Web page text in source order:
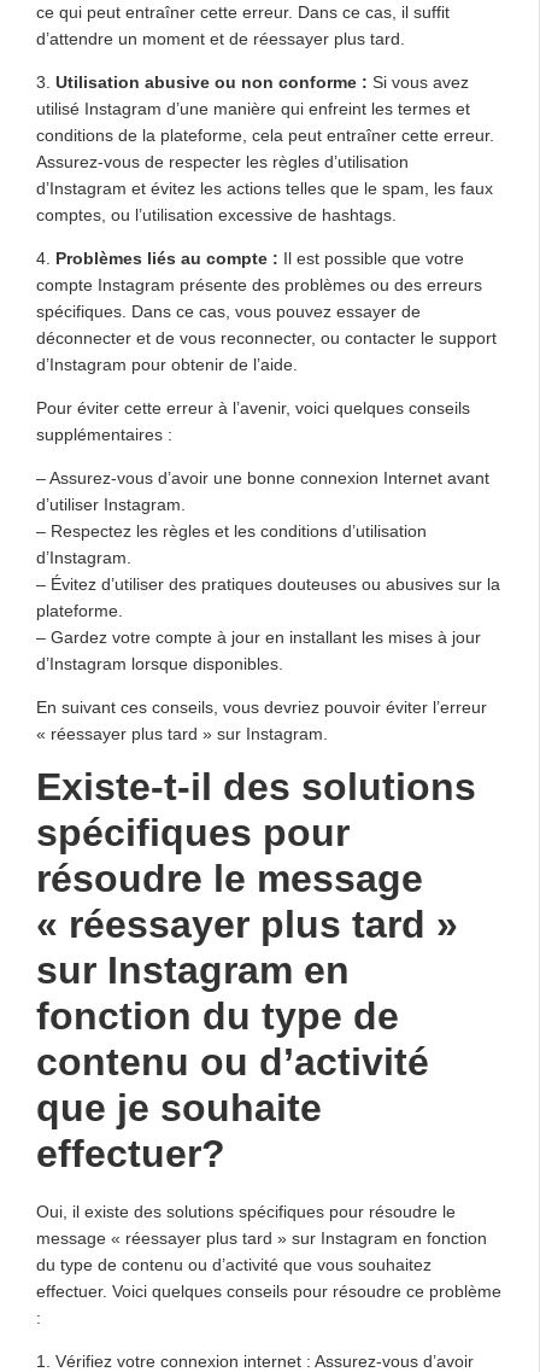
ce qui peut entraîner cette erreur. Dans ce cas, il suffit
d’attendre un moment et de réessayer plus tard.
3. Utilisation abusive ou non conforme : Si vous avez
utilisé Instagram d’une manière qui enfreint les termes et
conditions de la plateforme, cela peut entraîner cette erreur.
Assurez-vous de respecter les règles d’utilisation
d’Instagram et évitez les actions telles que le spam, les faux
comptes, ou l’utilisation excessive de hashtags.
4. Problèmes liés au compte : Il est possible que votre
compte Instagram présente des problèmes ou des erreurs
spécifiques. Dans ce cas, vous pouvez essayer de
déconnecter et de vous reconnecter, ou contacter le support
d’Instagram pour obtenir de l’aide.
Pour éviter cette erreur à l’avenir, voici quelques conseils
supplémentaires :
– Assurez-vous d’avoir une bonne connexion Internet avant
d’utiliser Instagram.
– Respectez les règles et les conditions d’utilisation
d’Instagram.
– Évitez d’utiliser des pratiques douteuses ou abusives sur la
plateforme.
– Gardez votre compte à jour en installant les mises à jour
d’Instagram lorsque disponibles.
En suivant ces conseils, vous devriez pouvoir éviter l’erreur
« réessayer plus tard » sur Instagram.
Existe-t-il des solutions
spécifiques pour
résoudre le message
« réessayer plus tard »
sur Instagram en
fonction du type de
contenu ou d’activité
que je souhaite
effectuer?
Oui, il existe des solutions spécifiques pour résoudre le
message « réessayer plus tard » sur Instagram en fonction
du type de contenu ou d’activité que vous souhaitez
effectuer. Voici quelques conseils pour résoudre ce problème
:
1. Vérifiez votre connexion internet : Assurez-vous d’avoir